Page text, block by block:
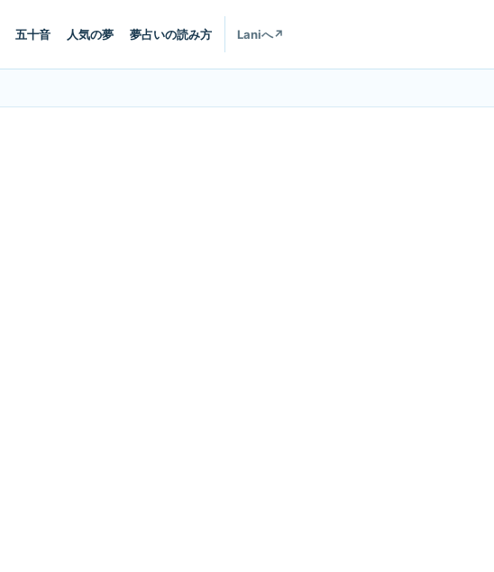
五十音 人気の夢 夢占いの読み方 Laniへ↗